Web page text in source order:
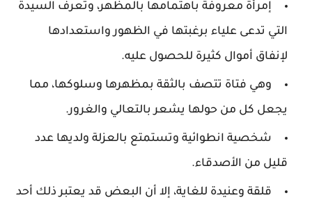
إمرأة معروفة باهتمامها بالمظهر، وتعرف السيدة
التي تدعى علياء برغبتها في الظهور واستعدادها
لإنفاق أموال كثيرة للحصول عليه.
وهي فتاة تتصف بالثقة بمظهرها وسلوكها، مما
يجعل كل من حولها يشعر بالتعالي والغرور.
شخصية انطوائية وتستمتع بالعزلة ولديها عدد
قليل من الأصدقاء.
قلقة وعنيدة للغاية، إلا أن البعض قد يعتبر ذلك أحد